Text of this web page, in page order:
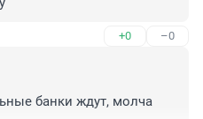
+0 –0
банки ждут, молча